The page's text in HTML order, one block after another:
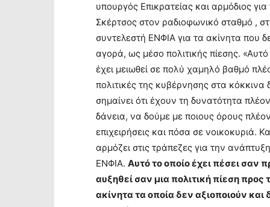
υπουργός Επικρατείας και αρμόδιος
Σκέρτσος στον ραδιοφωνικό σταθμό ,
συντελεστή ΕΝΦΙΑ για τα ακίνητα που
αγορά, ως μέσο πολιτικής πίεσης.
έχει μειωθεί σε πολύ χαμηλό βαθμό
πολιτικές της κυβέρνησης στα κόκκινα
σημαίνει ότι έχουν τη δυνατότητα
δάνεια, να δούμε με ποιους όρους
επιχειρήσεις και πόσα σε νοικοκυριά.
αρμόζει στις τράπεζες για την
ΕΝΦΙΑ. Αυτό το οποίο έχει πέσει σαν
αυξηθεί σαν μια πολιτική πίεση προς
ακίνητα τα οποία δεν αξιοποιούν